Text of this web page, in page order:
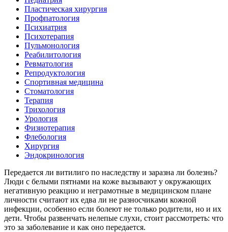
Пластическая хирургия
Профпатология
Психиатрия
Психотерапия
Пульмонология
Реабилитология
Ревматология
Репродуктология
Спортивная медицина
Стоматология
Терапия
Трихология
Урология
Физиотерапия
Флебология
Хирургия
Эндокринология
Передается ли витилиго по наследству и заразна ли болезнь?
Люди с белыми пятнами на коже вызывают у окружающих
негативную реакцию и неграмотные в медицинском плане
личности считают их едва ли не разносчиками кожной
инфекции, особенно если болеют не только родители, но и их
дети. Чтобы развенчать нелепые слухи, стоит рассмотреть: что
это за заболевание и как оно передается.